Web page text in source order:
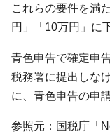
これらの要件を満
円」「10万円」に
青色申告で確定申
税務署に提出しな
に、青色申告の申
参照元： 国税庁「